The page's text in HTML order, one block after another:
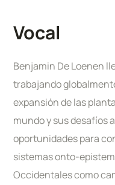
Vocal
Benjamin De Loenen
trabajando
expansión de las
mundo y sus desafíos
oportunidades para
sistemas onto-
Occidentales como